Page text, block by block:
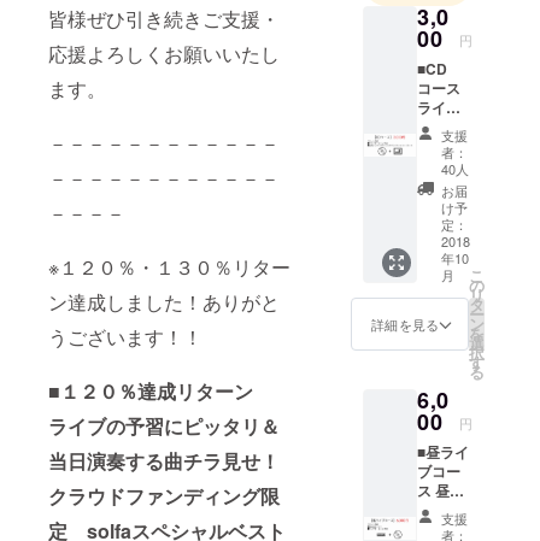
皆様ぜひ引き続きご支援・
応援よろしくお願いいたし
ます。
－－－－－－－－－－－－
－－－－－－－－－－－－
－－－－
※１２０％・１３０％リター
ン達成しました！ありがと
うございます！！
■１２０％達成リターン
ライブの予習にピッタリ＆
当日演奏する曲チラ見せ！
クラウドファンディング限
定 solfaスペシャルベスト
3,0
00 円
■CD
コース
ライブ
テーマ
ソング
solfaメ
ンバー
のサイ
ン入り
サンク
スメッ
セージ
カード
支援
者：
40人
お届
け予
定：
2018
年10
月
詳細を見る
こ
の
リ
タ
ー
ン
を
選
択
す
る
6,0
00 円
■昼ライ
ブコー
ス 昼公
演チ
ケット
支援
者：